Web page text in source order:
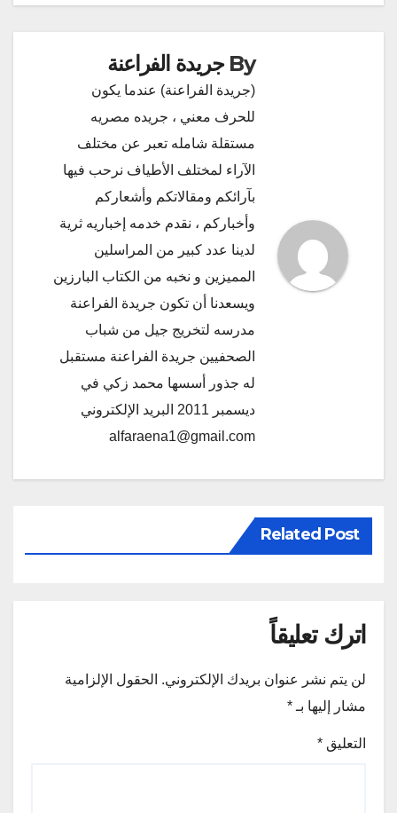
By جريدة الفراعنة
(جريدة الفراعنة) عندما يكون
للحرف معني ، جريده مصريه
مستقلة شامله تعبر عن مختلف
الآراء لمختلف الأطياف نرحب فيها
بآرائكم ومقالاتكم وأشعاركم
وأخباركم ، نقدم خدمه إخباريه ثرية
لدينا عدد كبير من المراسلين
المميزين و نخبه من الكتاب البارزين
ويسعدنا أن تكون جريدة الفراعنة
مدرسه لتخريج جيل من شباب
الصحفيين جريدة الفراعنة مستقبل
له جذور أسسها محمد زكي في
ديسمبر 2011 البريد الإلكتروني
alfaraena1@gmail.com
Related Post
اترك تعليقاً
لن يتم نشر عنوان بريدك الإلكتروني. الحقول الإلزامية
مشار إليها بـ *
التعليق *